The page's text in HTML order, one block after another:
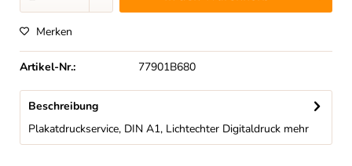
Merken
Artikel-Nr.: 77901B680
Beschreibung
Plakatdruckservice, DIN A1, Lichtechter Digitaldruck mehr